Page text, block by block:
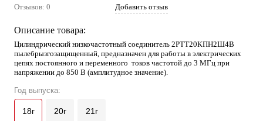
Отзывов: 0 Добавить отзыв
Описание товара:
Цилиндрический низкочастотный соединитель 2РТТ20КПН2Ш4В
пылебрызгозащищенный, предназначен для работы в электрических
цепях постоянного и переменного токов частотой до 3 МГц при
напряжении до 850 В (амплитудное значение).
Год выпуска:
18г 20г 21г